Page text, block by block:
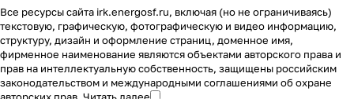
Все ресурсы сайта irk.energosf.ru, включая (но не ограничиваясь)
текстовую, графическую, фотографическую и видео информацию,
структуру, дизайн и оформление страниц, доменное имя,
фирменное наименование являются объектами авторского права и
прав на интеллектуальную собственность, защищены российским
законодательством и международными соглашениями об охране